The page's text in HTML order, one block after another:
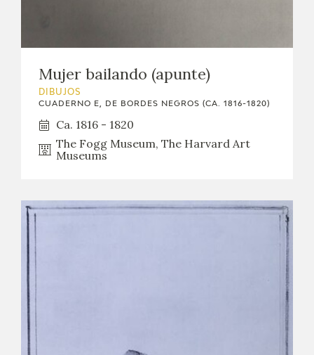
Mujer bailando (apunte)
DIBUJOS
CUADERNO E, DE BORDES NEGROS (CA. 1816-1820)
Ca. 1816 - 1820
The Fogg Museum, The Harvard Art
Museums